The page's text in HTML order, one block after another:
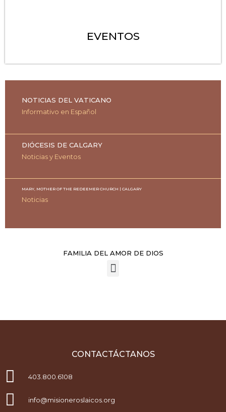
EVENTOS
NOTICIAS DEL VATICANO
Informativo en Español
DIÓCESIS DE CALGARY
Noticias y Eventos
MARY, MOTHER OF THE REDEEMER CHURCH | CALGARY
Noticias
FAMILIA DEL AMOR DE DIOS
CONTACTÁCTANOS
403.800.6108
info@misioneroslaicos.org